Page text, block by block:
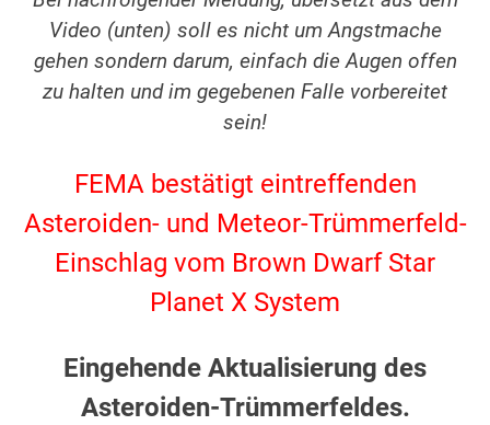
Video (unten) soll es nicht um Angstmache
gehen sondern darum, einfach die Augen offen
zu halten und im gegebenen Falle vorbereitet
sein!
FEMA bestätigt eintreffenden
Asteroiden- und Meteor-Trümmerfeld-
Einschlag vom Brown Dwarf Star
Planet X System
Eingehende Aktualisierung des
Asteroiden-Trümmerfeldes.